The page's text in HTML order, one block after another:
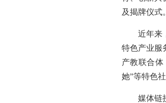
及揭牌仪式。
近年来
特色产业服
产教联合
她”等特色
媒体链